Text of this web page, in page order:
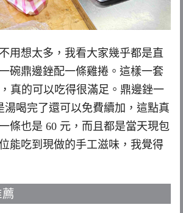
用想太多，我看大家幾乎都是直
碗鼎邊銼配一條雞捲。這樣一套
真的可以吃得很滿足。鼎邊銼一
湯喝完了還可以免費續加，這點真
條也是 60 元，而且都是當天現包
能吃到現做的手工滋味，我覺得